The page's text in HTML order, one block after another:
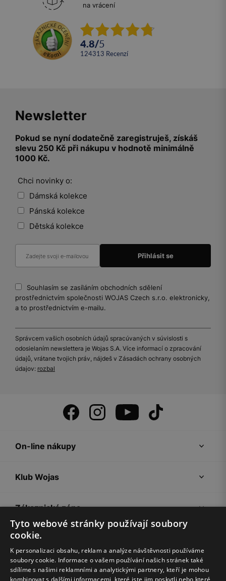
na vrácení
4.8/5
124313 recenzí
Newsletter
Pokud se nyní dodatečně zaregistruješ, získáš
slevu 250 Kč při nákupu v hodnotě minimálně
1000 Kč.
Chci novinky o:
Dámská kolekce
Pánská kolekce
Dětská kolekce
Souhlasím se zasíláním obchodních sdělení
prostřednictvím společnosti WOJAS Czech s.r.o. elektronicky,
a to prostřednictvím e-mailu.
Správcem vašich osobních údajů spracúvaných v súvislosti s
odosielaním newslettera je Wojas S.A. Více informací o zpracování
údajů, vrátane tvojich práv, nájdeš v Zásadách ochrany osobných
údajov: rozbal
On-line nákupy
Klub Wojas
Zákaznická zóna
Společnost Wojas
Rady
Tyto webové stránky používají soubory
cookie.
K personalizaci obsahu, reklam a analýze návštěvnosti používáme
soubory cookie. Informace o vašem používání našich stránek také
sdílíme s našimi reklamními a analytickými partnery, kteří je mohou
kombinovat s dalšími informacemi, které jste jim poskytli nebo které